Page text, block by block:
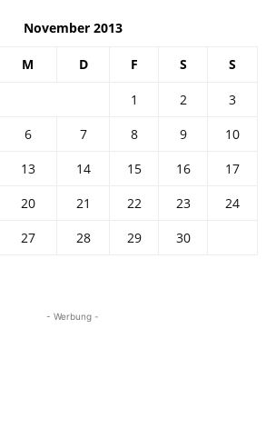
November 2013
M D F S S
1 2
3
6 7 8 9
10
13 14 15 16
17
20 21 22 23
24
27 28 29
30
- Werbung -